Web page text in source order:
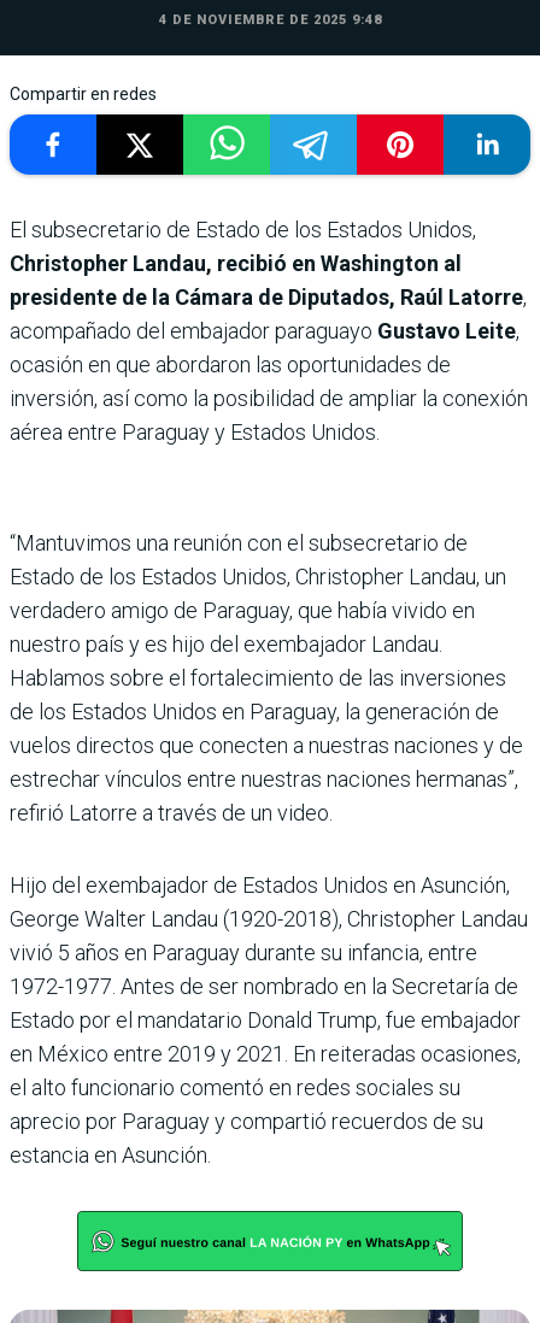
4 DE NOVIEMBRE DE 2025 9:48
Compartir en redes
El subsecretario de Estado de los Estados Unidos,
Christopher Landau, recibió en Washington al
presidente de la Cámara de Diputados, Raúl Latorre,
acompañado del embajador paraguayo Gustavo Leite,
ocasión en que abordaron las oportunidades de
inversión, así como la posibilidad de ampliar la conexión
aérea entre Paraguay y Estados Unidos.
“Mantuvimos una reunión con el subsecretario de
Estado de los Estados Unidos, Christopher Landau, un
verdadero amigo de Paraguay, que había vivido en
nuestro país y es hijo del exembajador Landau.
Hablamos sobre el fortalecimiento de las inversiones
de los Estados Unidos en Paraguay, la generación de
vuelos directos que conecten a nuestras naciones y de
estrechar vínculos entre nuestras naciones hermanas”,
refirió Latorre a través de un video.
Hijo del exembajador de Estados Unidos en Asunción,
George Walter Landau (1920-2018), Christopher Landau
vivió 5 años en Paraguay durante su infancia, entre
1972-1977. Antes de ser nombrado en la Secretaría de
Estado por el mandatario Donald Trump, fue embajador
en México entre 2019 y 2021. En reiteradas ocasiones,
el alto funcionario comentó en redes sociales su
aprecio por Paraguay y compartió recuerdos de su
estancia en Asunción.